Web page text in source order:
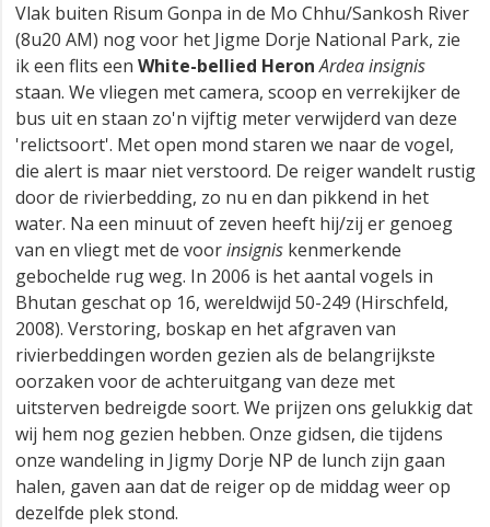
Vlak buiten Risum Gonpa in de Mo Chhu/Sankosh River
(8u20 AM) nog voor het Jigme Dorje National Park, zie
ik een flits een White-bellied Heron Ardea insignis
staan. We vliegen met camera, scoop en verrekijker de
bus uit en staan zo'n vijftig meter verwijderd van deze
'relictsoort'. Met open mond staren we naar de vogel,
die alert is maar niet verstoord. De reiger wandelt rustig
door de rivierbedding, zo nu en dan pikkend in het
water. Na een minuut of zeven heeft hij/zij er genoeg
van en vliegt met de voorinsignis kenmerkende
gebochelde rug weg. In 2006 is het aantal vogels in
Bhutan geschat op 16, wereldwijd 50-249 (Hirschfeld,
2008). Verstoring, boskap en het afgraven van
rivierbeddingen worden gezien als de belangrijkste
oorzaken voor de achteruitgang van deze met
uitsterven bedreigde soort. We prijzen ons gelukkig dat
wij hem nog gezien hebben. Onze gidsen, die tijdens
onze wandeling in Jigmy Dorje NP de lunch zijn gaan
halen, gaven aan dat de reiger op de middag weer op
dezelfde plek stond.